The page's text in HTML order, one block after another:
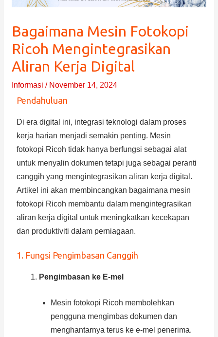
Bagaimana Mesin Fotokopi
Ricoh Mengintegrasikan
Aliran Kerja Digital
Informasi / November 14, 2024
Pendahuluan
Di era digital ini, integrasi teknologi dalam proses
kerja harian menjadi semakin penting. Mesin
fotokopi Ricoh tidak hanya berfungsi sebagai alat
untuk menyalin dokumen tetapi juga sebagai peranti
canggih yang mengintegrasikan aliran kerja digital.
Artikel ini akan membincangkan bagaimana mesin
fotokopi Ricoh membantu dalam mengintegrasikan
aliran kerja digital untuk meningkatkan kecekapan
dan produktiviti dalam perniagaan.
1. Fungsi Pengimbasan Canggih
Pengimbasan ke E-mel
Mesin fotokopi Ricoh membolehkan
pengguna mengimbas dokumen dan
menghantarnya terus ke e-mel penerima.